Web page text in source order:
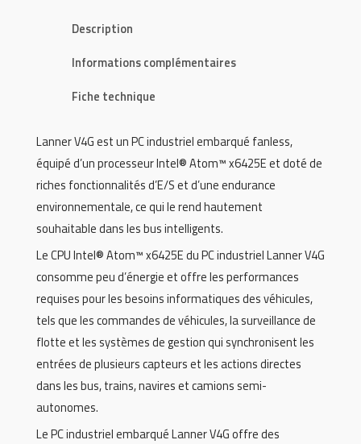
Description
Informations complémentaires
Fiche technique
Lanner V4G est un PC industriel embarqué fanless,
équipé d’un processeur Intel® Atom™ x6425E et doté de
riches fonctionnalités d’E/S et d’une endurance
environnementale, ce qui le rend hautement
souhaitable dans les bus intelligents.
Le CPU Intel® Atom™ x6425E du PC industriel Lanner V4G
consomme peu d’énergie et offre les performances
requises pour les besoins informatiques des véhicules,
tels que les commandes de véhicules, la surveillance de
flotte et les systèmes de gestion qui synchronisent les
entrées de plusieurs capteurs et les actions directes
dans les bus, trains, navires et camions semi-
autonomes.
Le PC industriel embarqué Lanner V4G offre des